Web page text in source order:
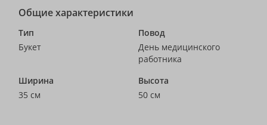
Общие характеристики
Тип
Букет
Повод
День медицинского
работника
Ширина
35 см
Высота
50 см